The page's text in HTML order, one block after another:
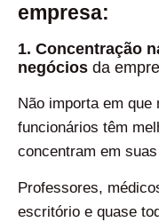
empresa:
1. Concentração
negócios da
Não importa em
funcionários têm
concentram em
Professores,
escritório e quase